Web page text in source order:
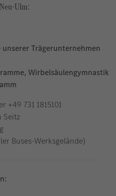
Ulm:
Trägerunternehmen
Wirbelsäulengymnastik
+49 731 1815101
Seitz
Buses-Werksgelände)